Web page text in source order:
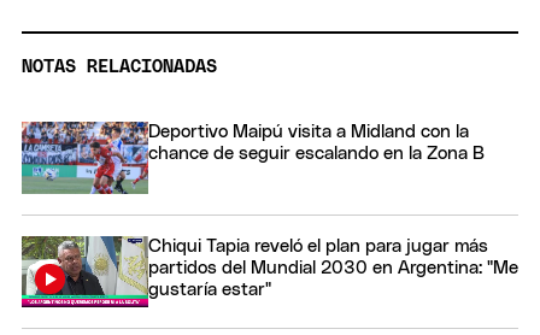
NOTAS RELACIONADAS
Deportivo Maipú visita a Midland con la
chance de seguir escalando en la Zona B
Chiqui Tapia reveló el plan para jugar más
partidos del Mundial 2030 en Argentina: "Me
gustaría estar"